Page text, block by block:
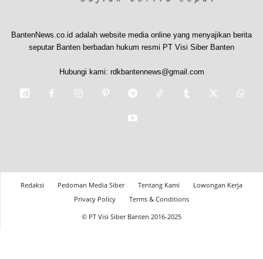
BantenNews.co.id adalah website media online yang menyajikan berita
seputar Banten berbadan hukum resmi PT Visi Siber Banten
Hubungi kami: rdkbantennews@gmail.com
Redaksi Pedoman Media Siber Tentang Kami
Lowongan Kerja
Privacy Policy
Terms & Conditions
© PT Visi Siber Banten 2016-2025